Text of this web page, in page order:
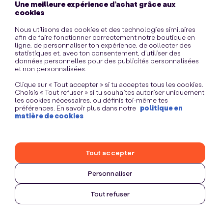
Une meilleure expérience d’achat grâce aux
cookies
Nous utilisons des cookies et des technologies similaires
afin de faire fonctionner correctement notre boutique en
ligne, de personnaliser ton expérience, de collecter des
statistiques et, avec ton consentement, d’utiliser des
données personnelles pour des publicités personnalisées
et non personnalisées.
Clique sur « Tout accepter » si tu acceptes tous les cookies.
Choisis « Tout refuser » si tu souhaites autoriser uniquement
les cookies nécessaires, ou définis toi-même tes
préférences. En savoir plus dans notre politique en
matière de cookies
Personnaliser
Tout refuser
Tout accepter